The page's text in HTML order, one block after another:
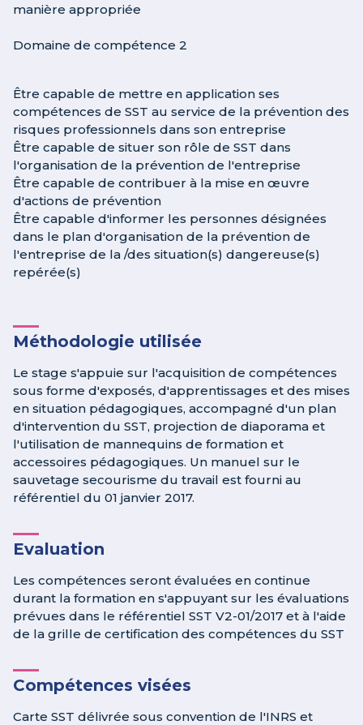
manière appropriée
Domaine de compétence 2
Être capable de mettre en application ses
compétences de SST au service de la prévention des
risques professionnels dans son entreprise
Être capable de situer son rôle de SST dans
l'organisation de la prévention de l'entreprise
Être capable de contribuer à la mise en œuvre
d'actions de prévention
Être capable d'informer les personnes désignées
dans le plan d'organisation de la prévention de
l'entreprise de la /des situation(s) dangereuse(s)
repérée(s)
Méthodologie utilisée
Le stage s'appuie sur l'acquisition de compétences
sous forme d'exposés, d'apprentissages et des mises
en situation pédagogiques, accompagné d'un plan
d'intervention du SST, projection de diaporama et
l'utilisation de mannequins de formation et
accessoires pédagogiques. Un manuel sur le
sauvetage secourisme du travail est fourni au
référentiel du 01 janvier 2017.
Evaluation
Les compétences seront évaluées en continue
durant la formation en s'appuyant sur les évaluations
prévues dans le référentiel SST V2-01/2017 et à l'aide
de la grille de certification des compétences du SST
Compétences visées
Carte SST délivrée sous convention de l'INRS et